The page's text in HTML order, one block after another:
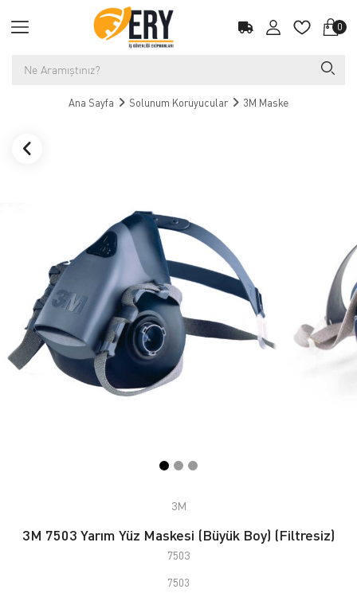
0
Ana Sayfa Solunum Koruyucular 3M Maske
3M
3M 7503 Yarım Yüz Maskesi (Büyük Boy) (Filtresiz)
7503
7503